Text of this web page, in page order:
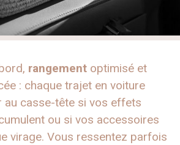
rangement optimisé et
: chaque trajet en voiture
au casse-tête si vos effets
ou si vos accessoires
virage. Vous ressentez parfois